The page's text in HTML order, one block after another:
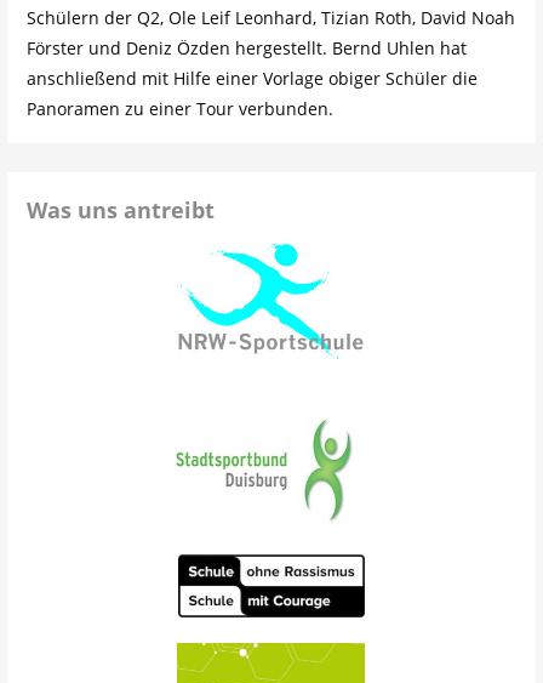
Schülern der Q2, Ole Leif Leonhard, Tizian Roth, David Noah
Förster und Deniz Özden hergestellt. Bernd Uhlen hat
anschließend mit Hilfe einer Vorlage obiger Schüler die
Panoramen zu einer Tour verbunden.
Was uns antreibt